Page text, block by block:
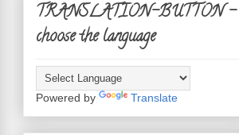
TRANSLATION-BUTTON -
choose the language
Powered by Translate